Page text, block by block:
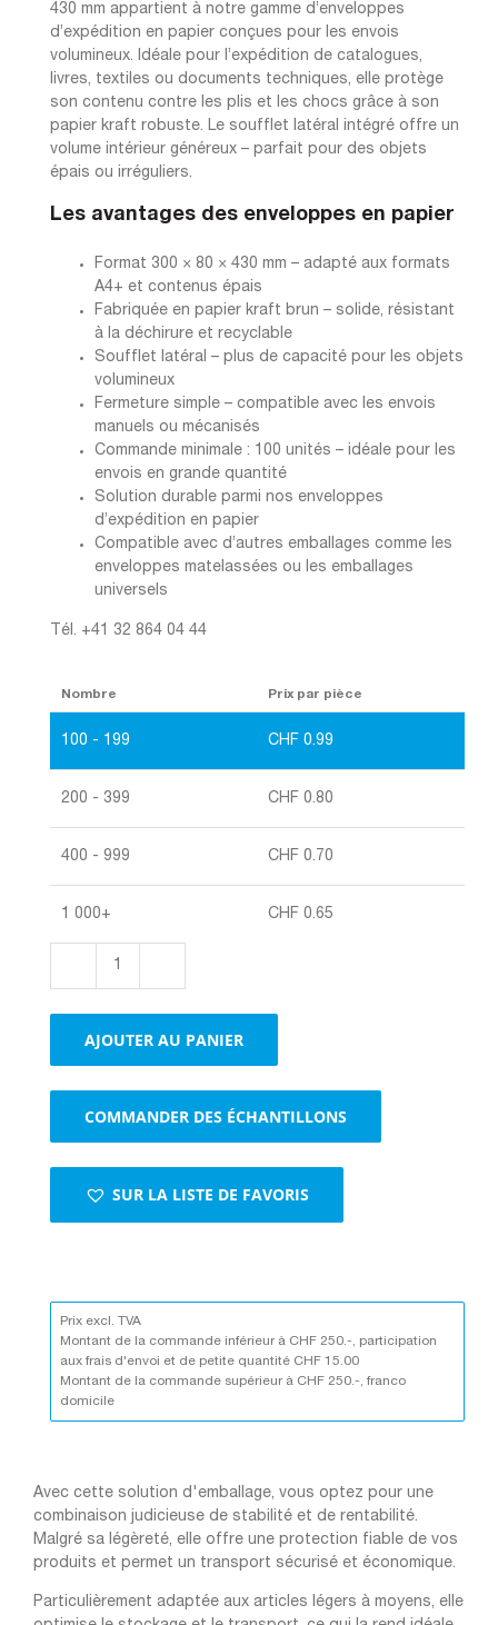
430 mm appartient à notre gamme d’enveloppes
d’expédition en papier conçues pour les envois
volumineux. Idéale pour l’expédition de catalogues,
livres, textiles ou documents techniques, elle protège
son contenu contre les plis et les chocs grâce à son
papier kraft robuste. Le soufflet latéral intégré offre un
volume intérieur généreux – parfait pour des objets
épais ou irréguliers.
Les avantages des enveloppes en papier
Format 300 × 80 × 430 mm – adapté aux formats
A4+ et contenus épais
Fabriquée en papier kraft brun – solide, résistant
à la déchirure et recyclable
Soufflet latéral – plus de capacité pour les objets
volumineux
Fermeture simple – compatible avec les envois
manuels ou mécanisés
Commande minimale : 100 unités – idéale pour les
envois en grande quantité
Solution durable parmi nos enveloppes
d’expédition en papier
Compatible avec d’autres emballages comme les
enveloppes matelassées ou les emballages
universels
Tél. +41 32 864 04 44
Nombre Prix par pièce
100 - 199 CHF 0.99
200 - 399 CHF 0.80
400 - 999 CHF 0.70
1 000+ CHF 0.65
en
papier
brun
–
AJOUTER AU PANIER
COMMANDER DES ÉCHANTILLONS
SUR LA LISTE DE FAVORIS
Prix excl. TVA
Montant de la commande inférieur à CHF 250.-, participation
aux frais d'envoi et de petite quantité CHF 15.00
Montant de la commande supérieur à CHF 250.-, franco
domicile
Avec cette solution d'emballage, vous optez pour une
combinaison judicieuse de stabilité et de rentabilité.
Malgré sa légèreté, elle offre une protection fiable de vos
produits et permet un transport sécurisé et économique.
Particulièrement adaptée aux articles légers à moyens, elle